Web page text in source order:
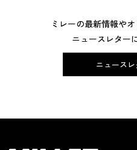
ミレーの最新情報や
ニュースレター
ニュース